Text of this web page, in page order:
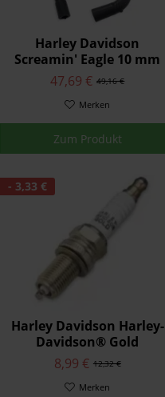
Harley Davidson
Screamin' Eagle 10 mm
Phat Zündkerzenkabel
31937-99C
49,16 €
47,69 €
Merken
Zum Produkt
- 3,33 €
Harley Davidson Harley-
Davidson® Gold
Zündkerzen 32367-04
12,32 €
8,99 €
Merken